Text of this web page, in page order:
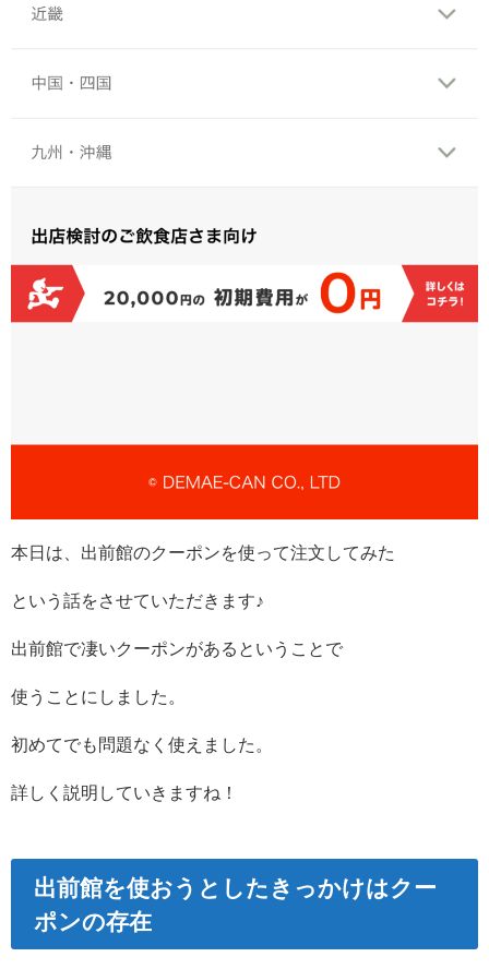
本日は、出前館のクーポンを使って注文してみた
という話をさせていただきます♪
出前館で凄いクーポンがあるということで
使うことにしました。
初めてでも問題なく使えました。
詳しく説明していきますね！
出前館を使おうとしたきっかけはクー
ポンの存在